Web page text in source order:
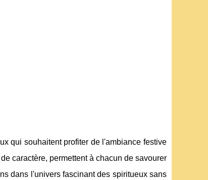
qui souhaitent profiter de l'ambiance festive
caractère, permettent à chacun de savourer
dans l'univers fascinant des spiritueux sans